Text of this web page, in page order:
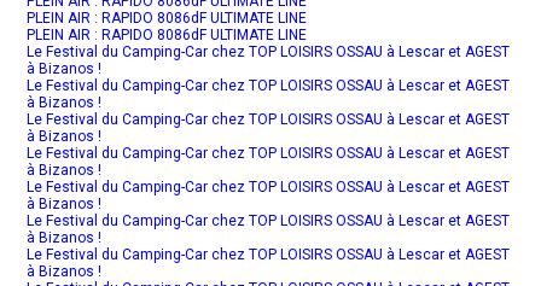
PLEIN AIR : RAPIDO 8086dF ULTIMATE LINE
PLEIN AIR : RAPIDO 8086dF ULTIMATE LINE
Le Festival du Camping-Car chez TOP LOISIRS OSSAU à Lescar et AGEST
à Bizanos !
Le Festival du Camping-Car chez TOP LOISIRS OSSAU à Lescar et AGEST
à Bizanos !
Le Festival du Camping-Car chez TOP LOISIRS OSSAU à Lescar et AGEST
à Bizanos !
Le Festival du Camping-Car chez TOP LOISIRS OSSAU à Lescar et AGEST
à Bizanos !
Le Festival du Camping-Car chez TOP LOISIRS OSSAU à Lescar et AGEST
à Bizanos !
Le Festival du Camping-Car chez TOP LOISIRS OSSAU à Lescar et AGEST
à Bizanos !
Le Festival du Camping-Car chez TOP LOISIRS OSSAU à Lescar et AGEST
à Bizanos !